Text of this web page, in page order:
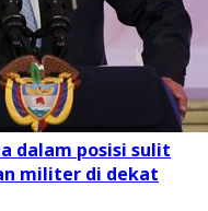
dalam posisi sulit
militer di dekat